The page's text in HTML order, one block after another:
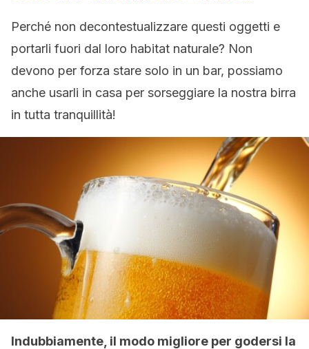
Perché non decontestualizzare questi oggetti e
portarli fuori dal loro habitat naturale? Non
devono per forza stare solo in un bar, possiamo
anche usarli in casa per sorseggiare la nostra birra
in tutta tranquillità!
Indubbiamente, il modo migliore per godersi la